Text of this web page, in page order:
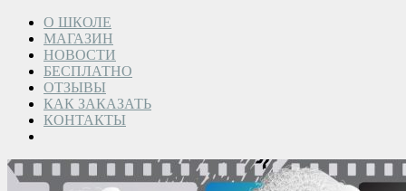
О ШКОЛЕ
МАГАЗИН
НОВОСТИ
БЕСПЛАТНО
ОТЗЫВЫ
КАК ЗАКАЗАТЬ
КОНТАКТЫ